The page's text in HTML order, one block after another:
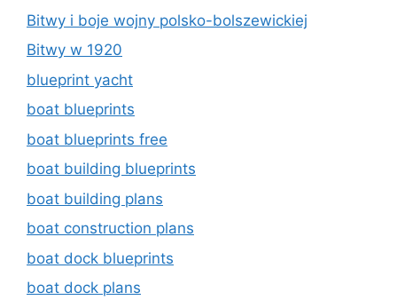
Bitwy i boje wojny polsko-bolszewickiej
Bitwy w 1920
blueprint yacht
boat blueprints
boat blueprints free
boat building blueprints
boat building plans
boat construction plans
boat dock blueprints
boat dock plans